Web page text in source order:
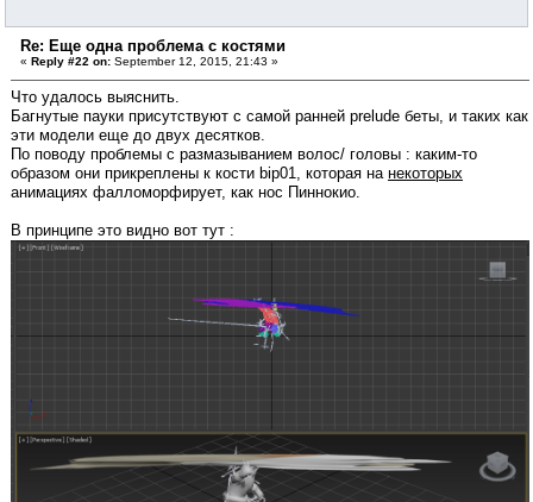
Re: Еще одна проблема с костями
« Reply #22 on: September 12, 2015, 21:43 »
Что удалось выяснить.
Багнутые пауки присутствуют с самой ранней prelude беты, и таких как
эти модели еще до двух десятков.
По поводу проблемы с размазыванием волос/ головы : каким-то
образом они прикреплены к кости bip01, которая на некоторых
анимациях фалломорфирует, как нос Пиннокио.
В принципе это видно вот тут :